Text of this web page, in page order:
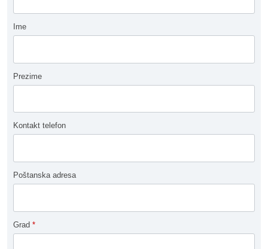
Ime
Prezime
Kontakt telefon
Poštanska adresa
Grad *